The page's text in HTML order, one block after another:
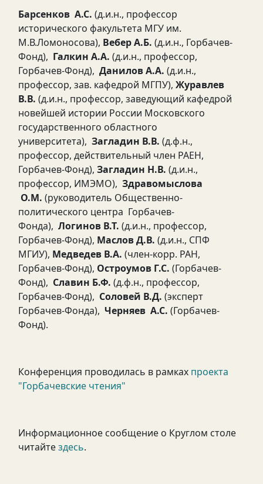
Барсенков А.С. (д.и.н., профессор
исторического факультета МГУ им.
М.В.Ломоносова), Вебер А.Б. (д.и.н., Горбачев-
Фонд), Галкин А.А. (д.и.н., профессор,
Горбачев-Фонд), Данилов А.А. (д.и.н.,
профессор, зав. кафедрой МГПУ), Журавлев
В.В. (д.и.н., профессор, заведующий кафедрой
новейшей истории России Московского
государственного областного
университета), Загладин В.В. (д.ф.н.,
профессор, действительный член РАЕН,
Горбачев-Фонд), Загладин Н.В. (д.и.н.,
профессор, ИМЭМО), Здравомыслова
О.М. (руководитель Общественно-
политического центра Горбачев-
Фонда), Логинов В.Т. (д.и.н., профессор,
Горбачев-Фонд), Маслов Д.В. (д.и.н., СПФ
МГИУ), Медведев В.А. (член-корр. РАН,
Горбачев-Фонд), Остроумов Г.С. (Горбачев-
Фонд), Славин Б.Ф. (д.ф.н., профессор,
Горбачев-Фонд), Соловей В.Д. (эксперт
Горбачев-Фонда), Черняев А.С. (Горбачев-
Фонд).
Конференция проводилась в рамках проекта
"Горбачевские чтения"
Информационное сообщение о Круглом столе
читайтездесь.